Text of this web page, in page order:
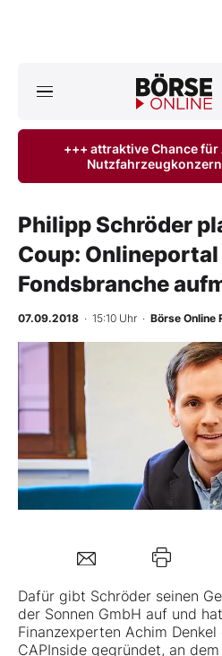
ktuelle Ausgabe
Anlageprodukte
Finanz-Check
BO-Musterdepots
Experten
Mein B:O
Mein Konto
Folgen Sie uns
Kontakt
+++ attraktive Chance
Philipp Schröder
Coup:
Fondsbranche
07.09.2018 · 15:10 Uhr · Börse Online
Dafür gibt Schröder seinen
der Sonnen GmbH auf und
Finanzexperten Achim
CAPInside gegründet, an